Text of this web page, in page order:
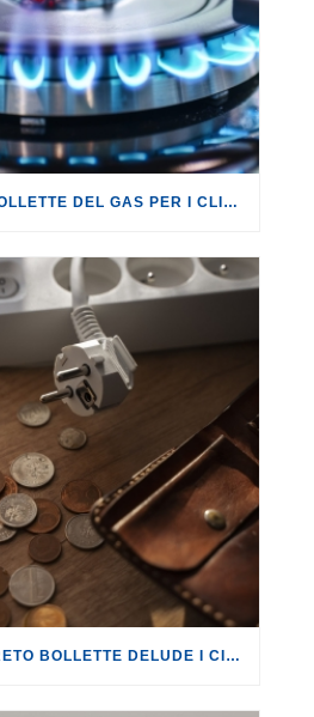
GAS: +19,2% LE BOLLETTE DEL GAS PER I CLIENTI IN SERVIZIO DI VULNERABILITÀ.
ENERGIA: IL DECRETO BOLLETTE DELUDE I CITTADINI, ANCHE NELLA SUA CONVERSIONE IN LEGGE.